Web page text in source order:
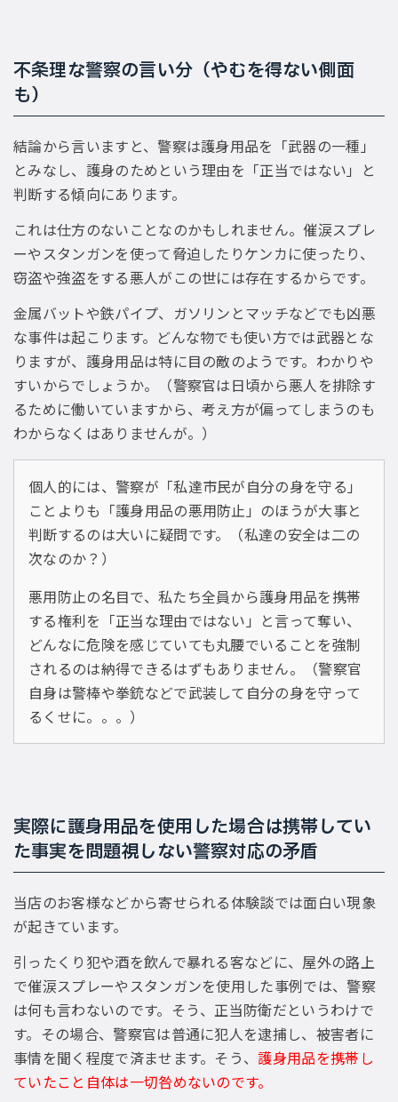
不条理な警察の言い分（やむを得ない側面
も）
結論から言いますと、警察は護身用品を「武器の一種」
とみなし、護身のためという理由を「正当ではない」と
判断する傾向にあります。
これは仕方のないことなのかもしれません。催涙スプレ
ーやスタンガンを使って脅迫したりケンカに使ったり、
窃盗や強盗をする悪人がこの世には存在するからです。
金属バットや鉄パイプ、ガソリンとマッチなどでも凶悪
な事件は起こります。どんな物でも使い方では武器とな
りますが、護身用品は特に目の敵のようです。わかりや
すいからでしょうか。（警察官は日頃から悪人を排除す
るために働いていますから、考え方が偏ってしまうのも
わからなくはありませんが。）
個人的には、警察が「私達市民が自分の身を守る」
ことよりも「護身用品の悪用防止」のほうが大事と
判断するのは大いに疑問です。（私達の安全は二の
次なのか？）
悪用防止の名目で、私たち全員から護身用品を携帯
する権利を「正当な理由ではない」と言って奪い、
どんなに危険を感じていても丸腰でいることを強制
されるのは納得できるはずもありません。（警察官
自身は警棒や拳銃などで武装して自分の身を守って
るくせに。。。）
実際に護身用品を使用した場合は携帯してい
た事実を問題視しない警察対応の矛盾
当店のお客様などから寄せられる体験談では面白い現象
が起きています。
引ったくり犯や酒を飲んで暴れる客などに、屋外の路上
で催涙スプレーやスタンガンを使用した事例では、警察
は何も言わないのです。そう、正当防衛だというわけで
す。その場合、警察官は普通に犯人を逮捕し、被害者に
事情を聞く程度で済ませます。そう、護身用品を携帯し
ていたこと自体は一切咎めないのです。